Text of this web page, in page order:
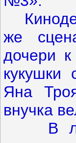
же
дочери
кукушки
Яна
внучка
В